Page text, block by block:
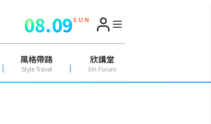
08.09S U N
風格帶路
Style Travel
欣講堂
Xin Forum